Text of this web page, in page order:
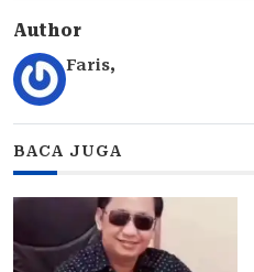
Author
Faris,
BACA JUGA